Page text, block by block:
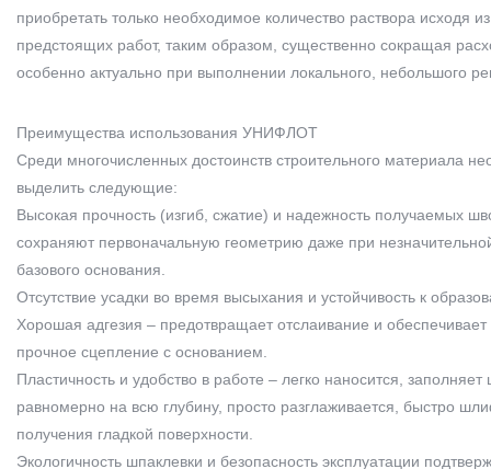
приобретать только необходимое количество раствора исходя
предстоящих работ, таким образом, существенно сокращая
особенно актуально при выполнении локального, небольшого
Преимущества использования УНИФЛОТ
Среди многочисленных достоинств строительного материала
выделить следующие:
Высокая прочность (изгиб, сжатие) и надежность получаемых
сохраняют первоначальную геометрию даже при
базового основания.
Отсутствие усадки во время высыхания и устойчивость к
Хорошая адгезия – предотвращает отслаивание и
прочное сцепление с основанием.
Пластичность и удобство в работе – легко наносится,
равномерно на всю глубину, просто разглаживается, быстро
получения гладкой поверхности.
Экологичность шпаклевки и безопасность эксплуатации